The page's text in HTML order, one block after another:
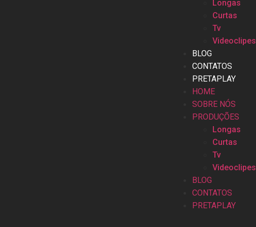
Longas
Curtas
Tv
Videoclipes
BLOG
CONTATOS
PRETAPLAY
HOME
SOBRE NÓS
PRODUÇÕES
Longas
Curtas
Tv
Videoclipes
BLOG
CONTATOS
PRETAPLAY